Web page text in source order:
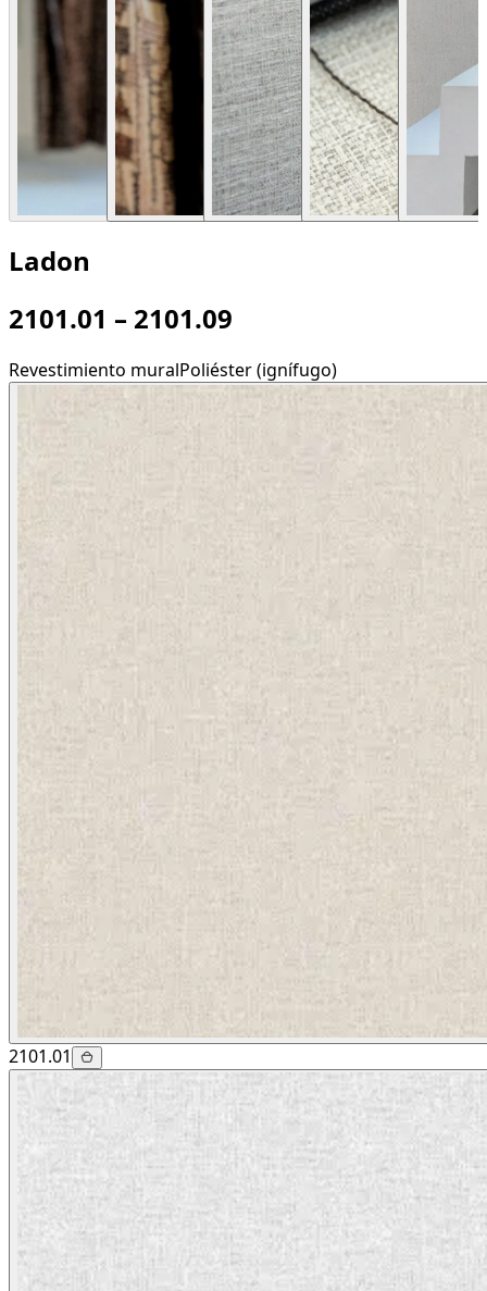
Ladon
2101.01 – 2101.09
Revestimiento muralPoliéster (ignífugo)
2101.01